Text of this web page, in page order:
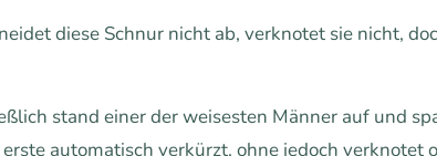
diese Schnur nicht ab, verknotet sie nicht,
stand einer der weisesten Männer auf und
automatisch verkürzt, ohne jedoch verknotet